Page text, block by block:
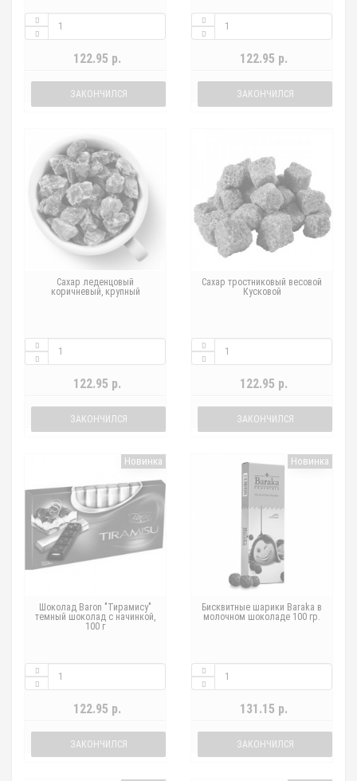
122.95 р.
ЗАКОНЧИЛСЯ
122.95 р.
ЗАКОНЧИЛСЯ
Сахар леденцовый
коричневый, крупный
122.95 р.
ЗАКОНЧИЛСЯ
Сахар тростниковый весовой
Кусковой
122.95 р.
ЗАКОНЧИЛСЯ
Новинка
Шоколад Baron "Тирамису"
темный шоколад с начинкой,
100 г
122.95 р.
ЗАКОНЧИЛСЯ
Новинка
Бисквитные шарики Baraka в
молочном шоколаде 100 гр.
131.15 р.
ЗАКОНЧИЛСЯ